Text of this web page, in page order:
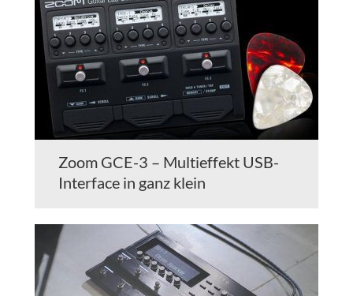
Zoom GCE-3 – Multieffekt USB-
Interface in ganz klein